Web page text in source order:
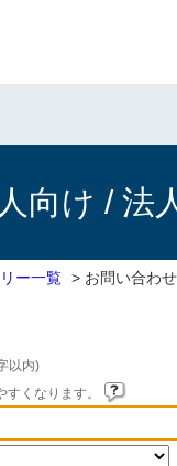
向け / 法
ー一覧 > お問い合わ
以内)
すくなります。